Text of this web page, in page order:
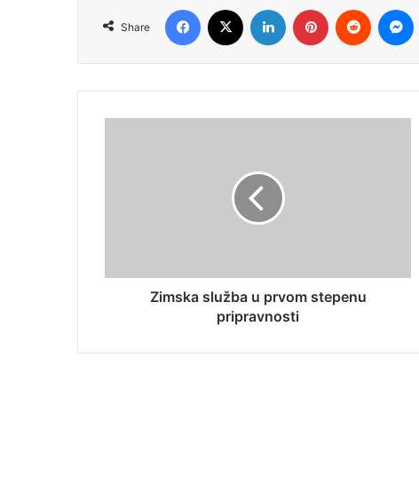
Share
Facebook LinkedIn Pinterest Reddit
Zimska služba u prvom stepenu
pripravnosti